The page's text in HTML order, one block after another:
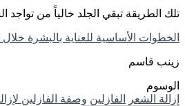
تلك الطريقة تبقي الجلد خالياً من
الخطوات الأساسية للعناية بالبشرة
زينب قاسم
الوسوم
إزالة الشعر
الفازلين وصفة الفازلين